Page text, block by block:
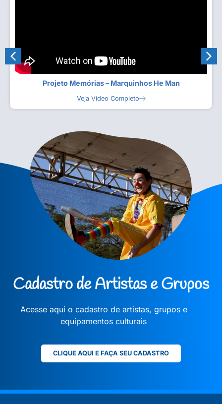
Projeto Memórias – Marquinhos He Man
Veja Vídeo Completo
Cadastro de Artistas e Grupos
Acesse aqui o cadastro de artistas, grupos e
equipamentos culturais
CLIQUE AQUI E FAÇA SEU CADASTRO